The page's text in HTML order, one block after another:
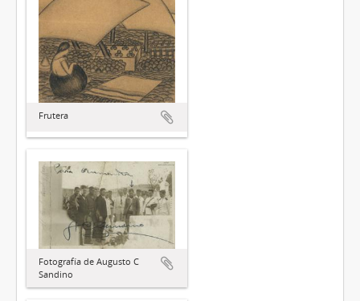
Frutera
Fotografía de Augusto C
Sandino